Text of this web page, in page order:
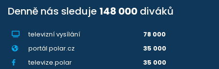
Denně nás sleduje 148 000 diváků
televizní vysílání
78 000
portál polar.cz
35 000
televize.polar
35 000